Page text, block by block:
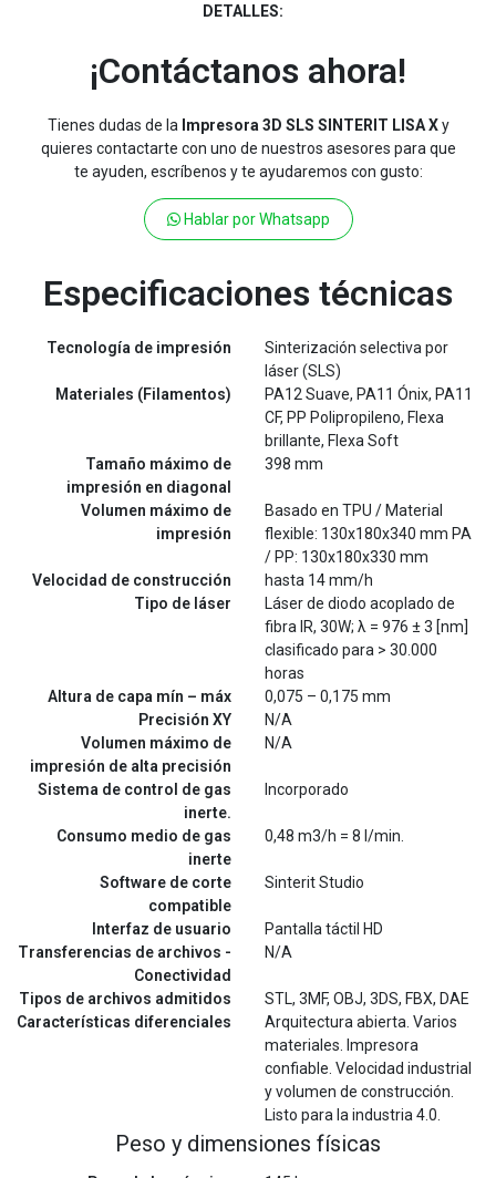
DETALLES:
¡Contáctanos ahora!
Tienes dudas de la Impresora 3D SLS SINTERIT LISA Xy
quieres contactarte con uno de nuestros asesores para que
te ayuden, escríbenos y te ayudaremos con gusto:
Hablar por Whatsapp
Especificaciones técnicas
Tecnología de impresión
Sinterización selectiva por
láser (SLS)
Materiales (Filamentos)
PA12 Suave, PA11 Ónix, PA11
CF, PP Polipropileno, Flexa
brillante, Flexa Soft
Tamaño máximo de
impresión en diagonal
398 mm
Volumen máximo de
impresión
Basado en TPU / Material
flexible: 130x180x340 mm PA
/ PP: 130x180x330 mm
Velocidad de construcción
hasta 14 mm/h
Tipo de láser
Láser de diodo acoplado de
fibra IR, 30W; λ = 976 ± 3 [nm]
clasificado para > 30.000
horas
Altura de capa mín – máx
0,075 – 0,175 mm
Precisión XY
N/A
Volumen máximo de
impresión de alta precisión
N/A
Sistema de control de gas
inerte.
Incorporado
Consumo medio de gas
inerte
0,48 m3/h = 8 l/min.
Software de corte
compatible
Sinterit Studio
Interfaz de usuario
Pantalla táctil HD
Transferencias de archivos -
Conectividad
N/A
Tipos de archivos admitidos
STL, 3MF, OBJ, 3DS, FBX, DAE
Características diferenciales
Arquitectura abierta. Varios
materiales. Impresora
confiable. Velocidad industrial
y volumen de construcción.
Listo para la industria 4.0.
Peso y dimensiones físicas